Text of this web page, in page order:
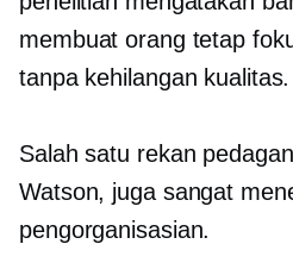
membuat orang tetap
tanpa kehilangan kualitas.
Salah satu rekan
Watson, juga sangat
pengorganisasian.